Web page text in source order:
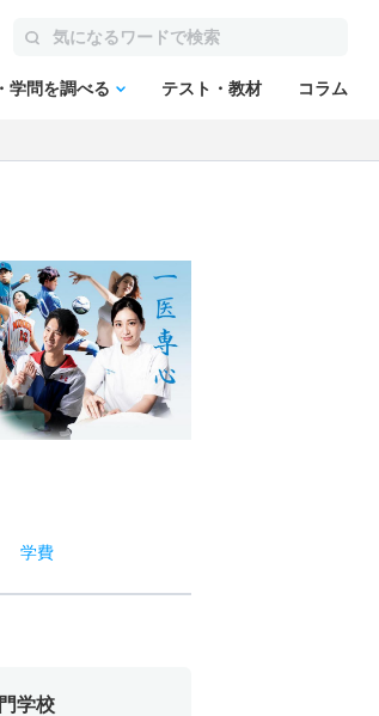
学問を調べる テスト・教材 コラム
学費
学校